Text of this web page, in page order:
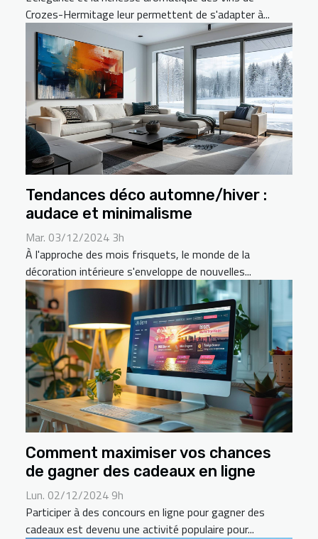
Crozes-Hermitage leur permettent de s'adapter à...
Tendances déco automne/hiver :
audace et minimalisme
Mar. 03/12/2024 3h
À l'approche des mois frisquets, le monde de la
décoration intérieure s'enveloppe de nouvelles...
Comment maximiser vos chances
de gagner des cadeaux en ligne
Lun. 02/12/2024 9h
Participer à des concours en ligne pour gagner des
cadeaux est devenu une activité populaire pour...